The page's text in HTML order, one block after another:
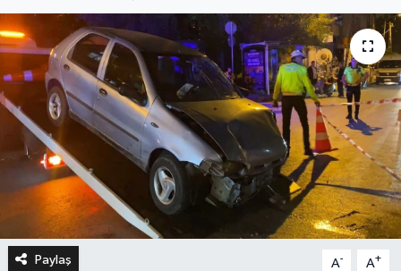
Paylaş A- A+